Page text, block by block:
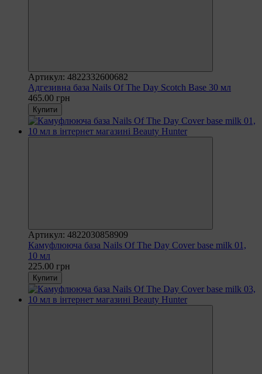
Артикул: 4822332600682
Адгезивна база Nails Of The Day Scotch Base 30 мл
465.00 грн
Купити
Артикул: 4822030858909
Камуфлююча база Nails Of The Day Cover base milk 01,
10 мл
225.00 грн
Купити